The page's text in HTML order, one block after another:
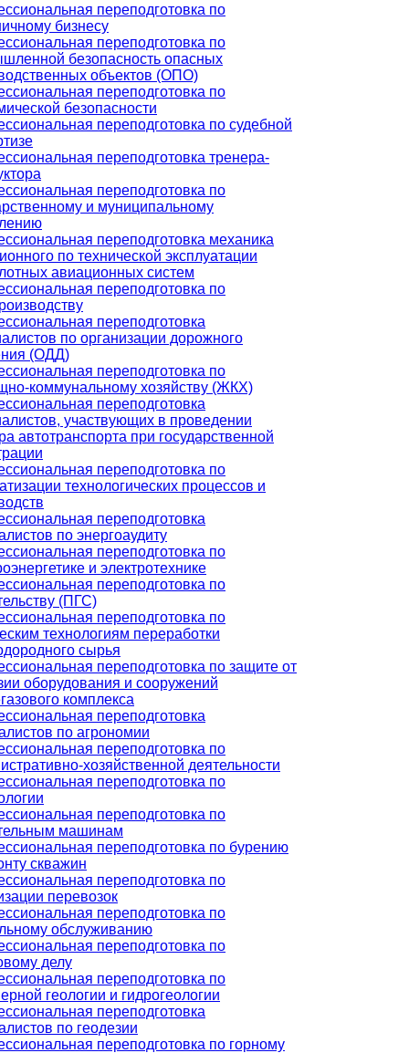
переподготовка по
бизнесу
переподготовка по
безопасность опасных
объектов (ОПО)
переподготовка по
безопасности
переподготовка по судебной
переподготовка тренера-
переподготовка по
и муниципальному
переподготовка механика
по технической эксплуатации
авиационных систем
переподготовка по
переподготовка
по организации дорожного
(ОДД)
переподготовка по
коммунальному хозяйству (ЖКХ)
переподготовка
участвующих в проведении
автотранспорта при государственной
переподготовка по
технологических процессов и
переподготовка
по энергоаудиту
переподготовка по
и электротехнике
переподготовка по
(ПГС)
переподготовка по
технологиям переработки
сырья
переподготовка по защите от
оборудования и сооружений
комплекса
переподготовка
по агрономии
переподготовка по
хозяйственной деятельности
переподготовка по
переподготовка по
машинам
переподготовка по бурению
скважин
переподготовка по
перевозок
переподготовка по
обслуживанию
переподготовка по
делу
переподготовка по
геологии и гидрогеологии
переподготовка
по геодезии
переподготовка по горному